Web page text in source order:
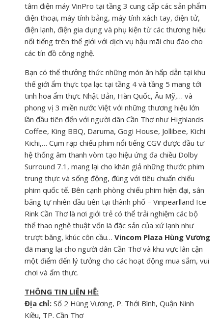
tâm điện máy VinPro tại tầng 3 cung cấp các sản phẩm
điện thoại, máy tính bảng, máy tính xách tay, điện tử,
điện lạnh, điện gia dụng và phụ kiện từ các thương hiệu
nổi tiếng trên thế giới với dịch vụ hậu mãi chu đáo cho
các tín đồ công nghệ.
Bạn có thể thưởng thức những món ăn hấp dẫn tại khu
thế giới ẩm thực tọa lạc tại tầng 4 và tầng 5 mang tới
tinh hoa ẩm thực Nhật Bản, Hàn Quốc, Âu Mỹ,… và
phong vị 3 miền nước Việt với những thương hiệu lớn
lần đầu tiên đến với người dân Cần Thơ như Highlands
Coffee, King BBQ, Daruma, Gogi House, Jollibee, Kichi
Kichi,… Cụm rạp chiếu phim nổi tiếng CGV được đầu tư
hệ thống âm thanh vòm tạo hiệu ứng đa chiều Dolby
Surround 7.1, mang lại cho khán giả những thước phim
trung thực và sống động, đúng với tiêu chuẩn chiếu
phim quốc tế. Bên cạnh phòng chiếu phim hiện đại, sân
băng tự nhiên đầu tiên tại thành phố – Vinpearlland Ice
Rink Cần Thơ là nơi giới trẻ có thể trải nghiệm các bộ
thể thao nghệ thuật vốn là đặc sản của xứ lạnh như
trượt băng, khúc côn cầu… Vincom Plaza Hùng Vương
đã mang lại cho người dân Cần Thơ và khu vực lân cận
một điểm đến lý tưởng cho các hoạt động mua sắm, vui
chơi và ẩm thực.
THÔNG TIN LIÊN HỆ:
Địa chỉ: Số 2 Hùng Vương, P. Thới Bình, Quận Ninh
Kiều, TP. Cần Thơ